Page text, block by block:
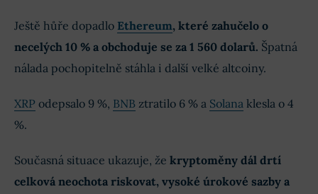
Ještě hůře dopadlo Ethereum, které zahučelo o
necelých 10 % a obchoduje se za 1 560 dolarů. Špatná
nálada pochopitelně stáhla i další velké altcoiny.
XRP odepsalo 9 %, BNB ztratilo 6 % a Solana klesla o 4
%.
Současná situace ukazuje, že kryptoměny dál drtí
celková neochota riskovat, vysoké úrokové sazby a